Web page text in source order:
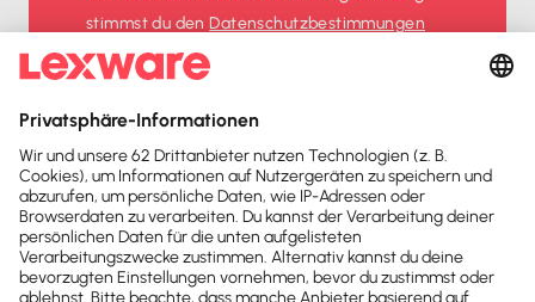
stimmst du denDatenschutz­bestimmungen
und denAGBzu.
Sofort50%